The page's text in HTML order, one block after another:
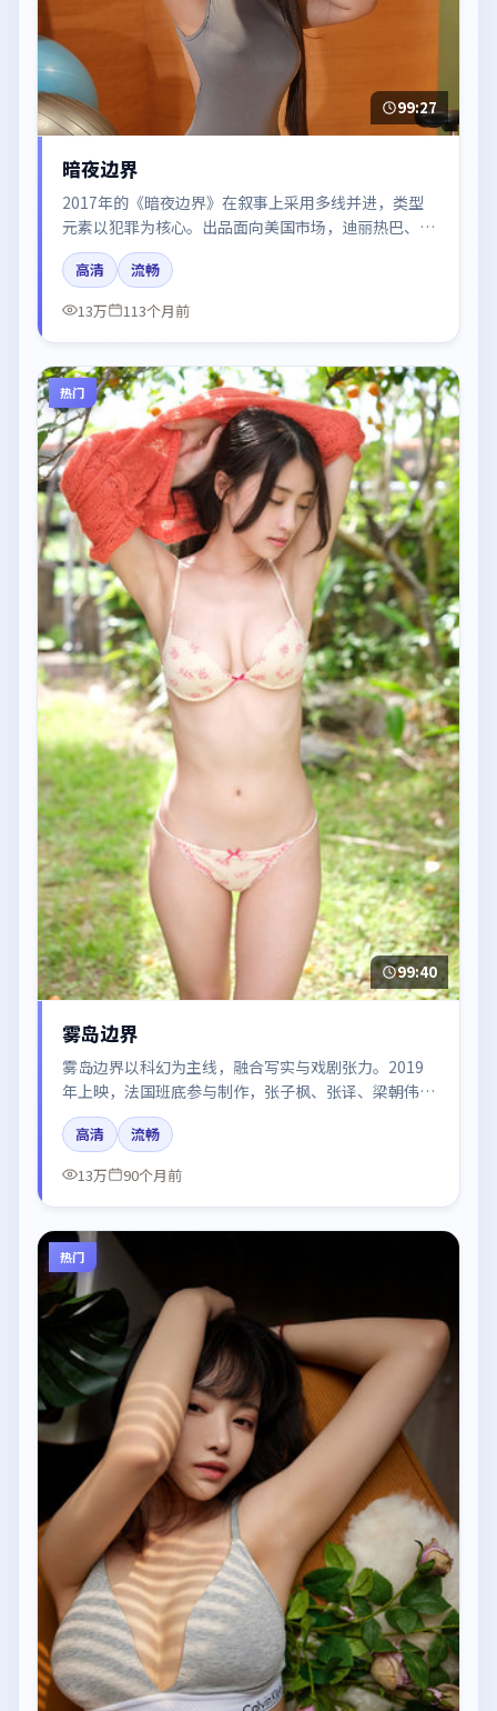
99:27
暗夜边界
2017年的《暗夜边界》在叙事上采用多线并进，类型
元素以犯罪为核心。出品面向美国市场，迪丽热巴、周
迅、周冬雨所饰角色推动关键反转，结尾留白引发讨
论。
高清
流畅
13万
113个月前
热门
99:40
雾岛边界
雾岛边界以科幻为主线，融合写实与戏剧张力。2019
年上映，法国班底参与制作，张子枫、张译、梁朝伟、
汤唯、肖战在片中呈现细腻表演，影像风格统一，配乐
与剪辑强化了情绪曲线。
高清
流畅
13万
90个月前
热门